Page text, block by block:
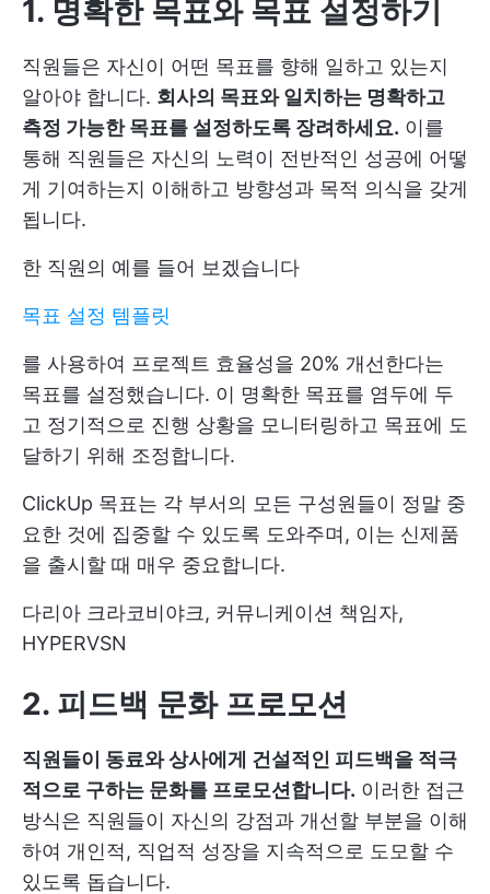
1. 명확한 목표와 목표 설정하기
직원들은 자신이 어떤 목표를 향해 일하고 있는지
알아야 합니다. 회사의 목표와 일치하는 명확하고
측정 가능한 목표를 설정하도록 장려하세요. 이를
통해 직원들은 자신의 노력이 전반적인 성공에 어떻
게 기여하는지 이해하고 방향성과 목적 의식을 갖게
됩니다.
한 직원의 예를 들어 보겠습니다
목표 설정 템플릿
를 사용하여 프로젝트 효율성을 20% 개선한다는
목표를 설정했습니다. 이 명확한 목표를 염두에 두
고 정기적으로 진행 상황을 모니터링하고 목표에 도
달하기 위해 조정합니다.
ClickUp 목표는 각 부서의 모든 구성원들이 정말 중
요한 것에 집중할 수 있도록 도와주며, 이는 신제품
을 출시할 때 매우 중요합니다.
다리아 크라코비야크, 커뮤니케이션 책임자,
HYPERVSN
2. 피드백 문화 프로모션
직원들이 동료와 상사에게 건설적인 피드백을 적극
적으로 구하는 문화를 프로모션합니다. 이러한 접근
방식은 직원들이 자신의 강점과 개선할 부분을 이해
하여 개인적, 직업적 성장을 지속적으로 도모할 수
있도록 돕습니다.